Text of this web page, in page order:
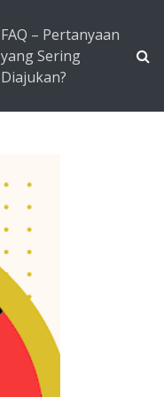
FAQ – Pertanyaan
yang Sering
Diajukan?